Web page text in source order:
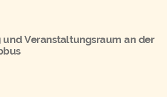
und Veranstaltungsraum an der